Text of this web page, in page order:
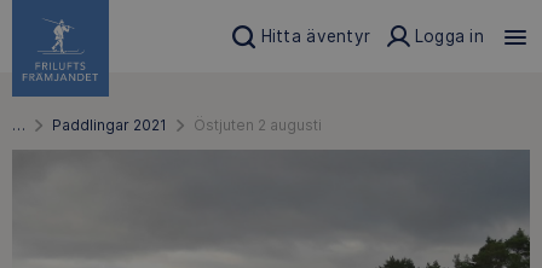
Hitta äventyr Logga in
… Paddlingar 2021 Östjuten 2 augusti